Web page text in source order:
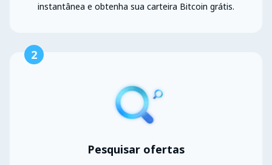
instantânea e obtenha sua carteira Bitcoin grátis.
2
Pesquisar ofertas